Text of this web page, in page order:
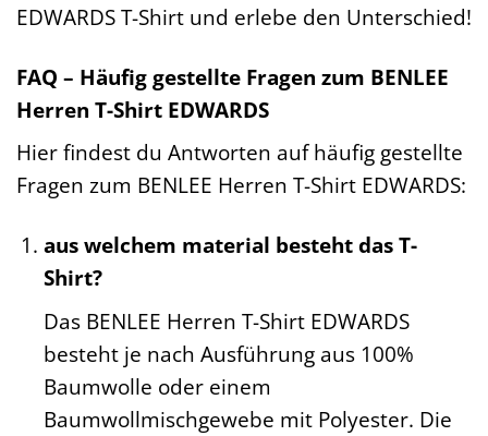
EDWARDS T-Shirt und erlebe den Unterschied!
FAQ – Häufig gestellte Fragen zum BENLEE
Herren T-Shirt EDWARDS
Hier findest du Antworten auf häufig gestellte
Fragen zum BENLEE Herren T-Shirt EDWARDS:
aus welchem material besteht das T-
Shirt?
Das BENLEE Herren T-Shirt EDWARDS
besteht je nach Ausführung aus 100%
Baumwolle oder einem
Baumwollmischgewebe mit Polyester. Die